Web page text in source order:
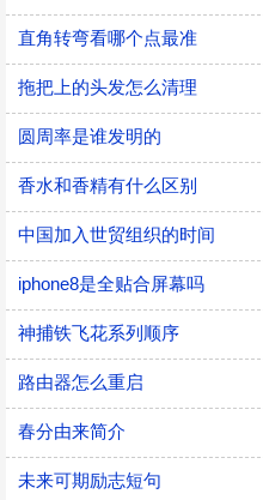
直角转弯看哪个点最准
拖把上的头发怎么清理
圆周率是谁发明的
香水和香精有什么区别
中国加入世贸组织的时间
iphone8是全贴合屏幕吗
神捕铁飞花系列顺序
路由器怎么重启
春分由来简介
未来可期励志短句